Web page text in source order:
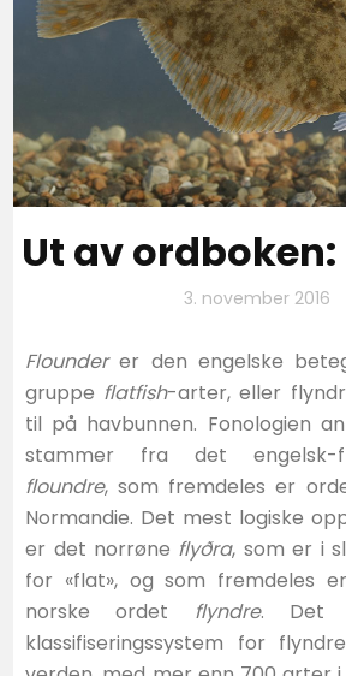
Ut av
3. november 2016
Flounderer den engelske
gruppe flatfish-arter, eller
til på havbunnen. Fonologien
stammer fra det engelsk-
floundre, som fremdeles er
Normandie. Det mest logiske
er det norrøne flyðra, som er i
for «flat», og som fremdeles
norske ordet flyndre. Det
klassifiseringssystem for